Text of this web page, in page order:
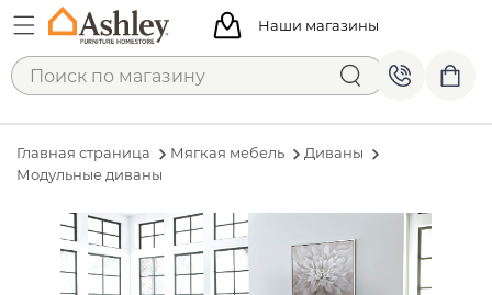
Наши магазины
Главная страница Мягкая мебель
Диваны
Модульные диваны